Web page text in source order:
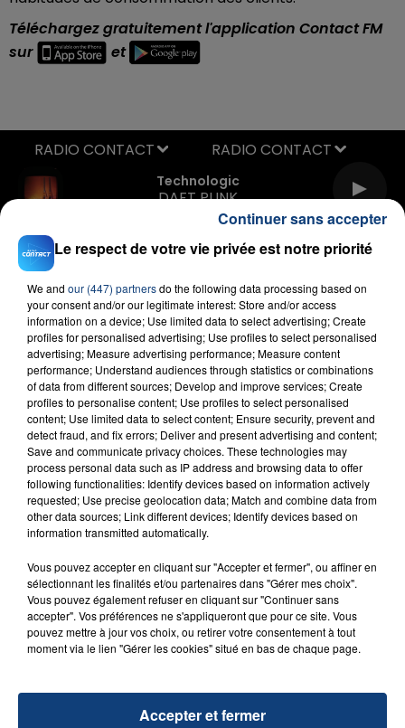
Téléchargez gratuitement l'application Contact FM
sur
et
Technologic
DAFT PUNK
RADIO CONTACT
FIL D'ACTU
23 juillet 2026
SON BÉBÉ ENTRE LA VIE ET LA...
Un homme s'est immolé par le feu après avoir
aspergé sa compagne et leur bébé de trois mois
d'un liquide inflammable.
Le respect de votre vie privée est notre priorité
We and our (447) partnersdo the following data processing based on
your consent and/or our legitimate interest: Store and/or access
information on a device; Use limited data to select advertising; Create
profiles for personalised advertising; Use profiles to select personalised
advertising; Measure advertising performance; Measure content
performance; Understand audiences through statistics or combinations
of data from different sources; Develop and improve services; Create
profiles to personalise content; Use profiles to select personalised
content; Use limited data to select content; Ensure security, prevent and
detect fraud, and fix errors; Deliver and present advertising and content;
Save and communicate privacy choices. These technologies may
process personal data such as IP address and browsing data to offer
following functionalities: Identify devices based on information actively
requested; Use precise geolocation data; Match and combine data from
other data sources; Link different devices; Identify devices based on
information transmitted automatically.
Vous pouvez accepter en cliquant sur "Accepter et fermer", ou affiner en
sélectionnant les finalités et/ou partenaires dans "Gérer mes choix".
Vous pouvez également refuser en cliquant sur "Continuer sans
accepter". Vos préférences ne s'appliqueront que pour ce site. Vous
pouvez mettre à jour vos choix, ou retirer votre consentement à tout
moment via le lien "Gérer les cookies" situé en bas de chaque page.
Accepter et fermer
Continuer sans accepter